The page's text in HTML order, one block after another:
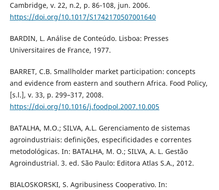
Cambridge, v. 22, n.2, p. 86-108, jun. 2006.
https://doi.org/10.1017/S1742170507001640
BARDIN, L. Análise de Conteúdo. Lisboa: Presses
Universitaires de France, 1977.
BARRET, C.B. Smallholder market participation: concepts
and evidence from eastern and southern Africa. Food Policy,
[s.l.], v. 33, p. 299–317, 2008.
https://doi.org/10.1016/j.foodpol.2007.10.005
BATALHA, M.O.; SILVA, A.L. Gerenciamento de sistemas
agroindustriais: definições, especificidades e correntes
metodológicas. In: BATALHA, M. O.; SILVA, A. L. Gestão
Agroindustrial. 3. ed. São Paulo: Editora Atlas S.A., 2012.
BIALOSKORSKI, S. Agribusiness Cooperativo. In: